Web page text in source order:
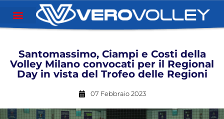
Santomassimo, Ciampi e Costi della
Volley Milano convocati per il Regional
Day in vista del Trofeo delle Regioni
07 Febbraio 2023